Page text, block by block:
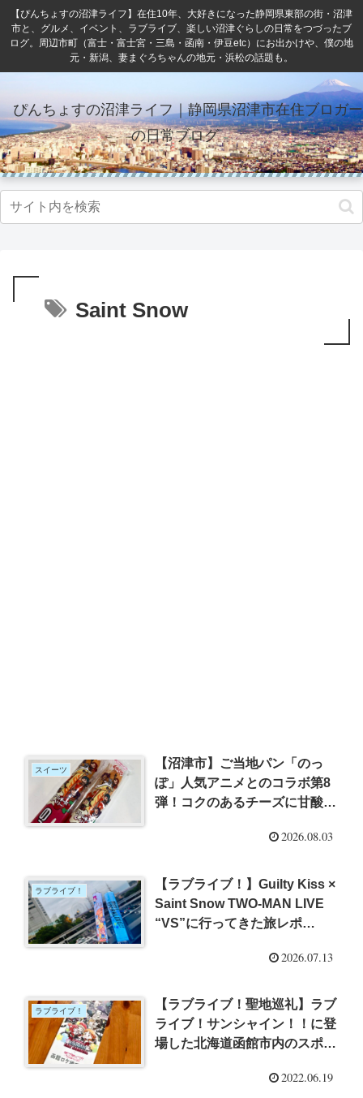
【ぴんちょすの沼津ライフ】在住10年、大好きになった静岡県東部の街・沼津
市と、グルメ、イベント、ラブライブ、楽しい沼津ぐらしの日常をつづったブ
ログ。周辺市町（富士・富士宮・三島・函南・伊豆etc）にお出かけや、僕の地
元・新潟、妻まぐろちゃんの地元・浜松の話題も。
ぴんちょすの沼津ライフ｜静岡県沼津市在住ブロガー
の日常ブログ
Saint Snow
スイーツ
【沼津市】ご当地パン「のっ
ぽ」人気アニメとのコラボ第8
弾！コクのあるチーズに甘酸っ
2026.08.03
ラブライブ！
【ラブライブ！】Guilty Kiss ×
Saint Snow TWO-MAN LIVE
“VS”に行ってきた旅レポ
2026.07.13
ラブライブ！
【ラブライブ！聖地巡礼】ラブ
ライブ！サンシャイン！！に登
場した北海道函館市内のスポッ
2022.06.19